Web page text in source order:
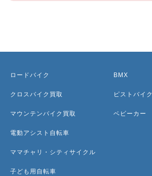
ロードバイク
クロスバイク買取
マウンテンバイク買取
電動アシスト自転車
ママチャリ・シティサイクル
子ども用自転車
BMX
ピストバイク
ベビーカー